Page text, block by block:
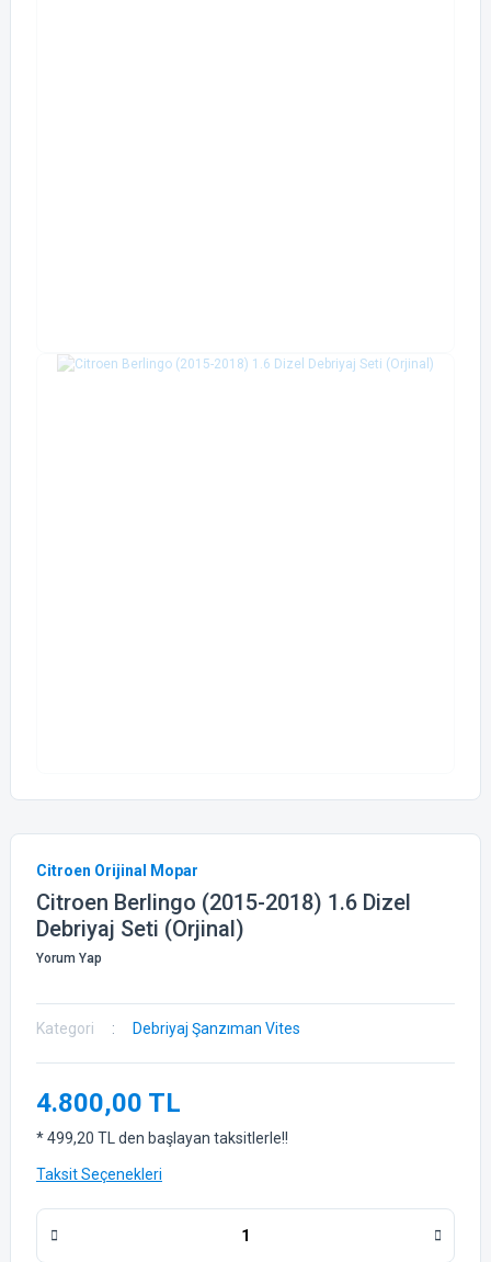
Citroen Orijinal Mopar
Citroen Berlingo (2015-2018) 1.6 Dizel
Debriyaj Seti (Orjinal)
Yorum Yap
Kategori Debriyaj Şanzıman Vites
4.800,00 TL
* 499,20 TL den başlayan taksitlerle!!
Taksit Seçenekleri